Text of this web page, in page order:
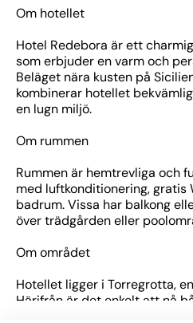
Om hotellet
Hotel Redebora är ett
som erbjuder en varm och
Beläget nära kusten på
kombinerar hotellet
en lugn miljö.
Om rummen
Rummen är hemtrevliga och
med luftkonditionering, gratis
badrum. Vissa har balkong
över trädgården eller
Om området
Hotellet ligger i Torregrotta,
Härifrån är det enkelt att nå